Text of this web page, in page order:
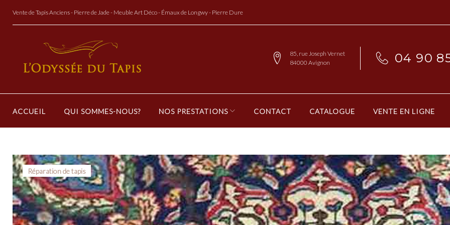
Vente de Tapis Anciens - Pierre de Jade - Meuble Art Déco - Émaux de Longwy - Pierre Dure
85, rue Joseph Vernet
84000 Avignon
04 90
ACCUEIL QUI SOMMES-NOUS? NOS PRESTATIONS CONTACT CATALOGUE VENTE EN LIGNE
Étiquette :
Réparation de tapis